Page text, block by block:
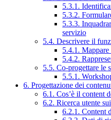
5.3.1.
5.3.2.
5.3.3.
servizio
5.4. Descrivere il
5.4.1. Mappare
5.4.2.
5.5. Co-progettare le
5.5.1.
6. Progettazione dei
6.1. Cos’è il content
6.2. Ricerca utente
6.2.1. Content